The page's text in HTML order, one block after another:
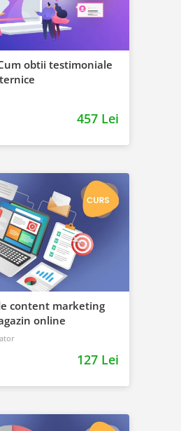
obtii testimoniale
457 Lei
content marketing
online
127 Lei